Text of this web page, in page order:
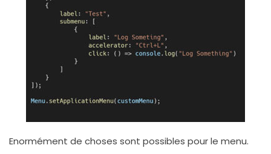
Enormément de choses sont possibles pour le menu.